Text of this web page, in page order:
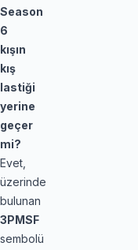
Season
6
kışın
kış
lastiği
yerine
geçer
mi?
Evet,
üzerinde
bulunan
3PMSF
sembolü